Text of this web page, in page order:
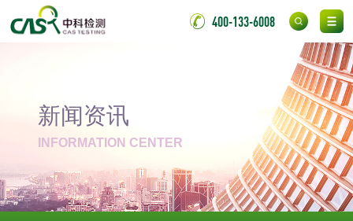
400-133-6008
新闻资讯
INFORMATION CENTER
胶粘带检测
测
室温固化（硫化）
金属材料质量检测 金属硬度测试
金属材料检测 喷嘴检测
保险柜检测 气弹簧检测